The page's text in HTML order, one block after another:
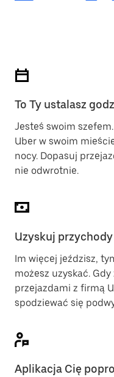
To Ty ustalasz
Jesteś swoim
Uber w swoim
nocy. Dopasuj
nie odwrotnie.
Uzyskuj przychody
Im więcej jeździsz,
możesz uzyskać.
przejazdami z firmą
spodziewać się
Aplikacja Cię